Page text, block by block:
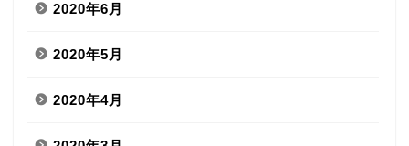
2020年6月
2020年5月
2020年4月